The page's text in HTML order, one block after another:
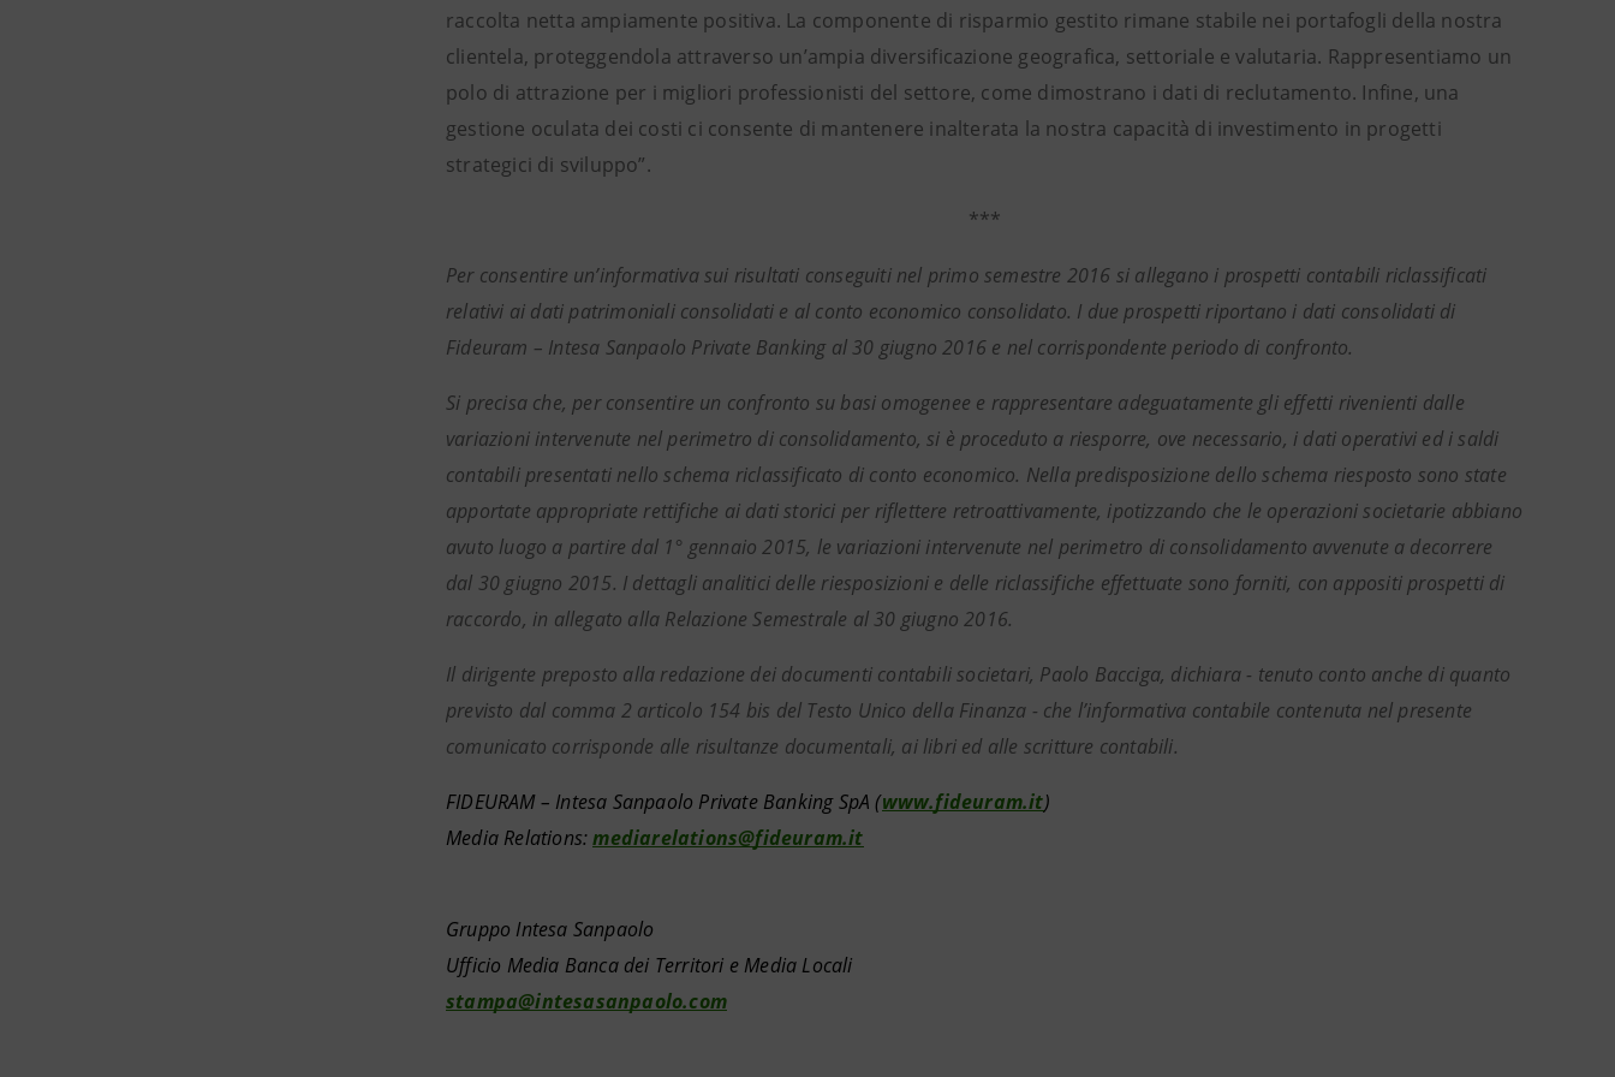
raccolta netta ampiamente positiva. La componente di risparmio gestito rimane stabile nei portafogli della nostra
clientela, proteggendola attraverso un’ampia diversificazione geografica, settoriale e valutaria. Rappresentiamo un
polo di attrazione per i migliori professionisti del settore, come dimostrano i dati di reclutamento. Infine, una
gestione oculata dei costi ci consente di mantenere inalterata la nostra capacità di investimento in progetti
strategici di sviluppo”.
***
Per consentire un’informativa sui risultati conseguiti nel primo semestre 2016 si allegano i prospetti contabili riclassificati
relativi ai dati patrimoniali consolidati e al conto economico consolidato. I due prospetti riportano i dati consolidati di
Fideuram – Intesa Sanpaolo Private Banking al 30 giugno 2016 e nel corrispondente periodo di confronto.
Si precisa che, per consentire un confronto su basi omogenee e rappresentare adeguatamente gli effetti rivenienti dalle
variazioni intervenute nel perimetro di consolidamento, si è proceduto a riesporre, ove necessario, i dati operativi ed i saldi
contabili presentati nello schema riclassificato di conto economico. Nella predisposizione dello schema riesposto sono state
apportate appropriate rettifiche ai dati storici per riflettere retroattivamente, ipotizzando che le operazioni societarie abbiano
avuto luogo a partire dal 1° gennaio 2015, le variazioni intervenute nel perimetro di consolidamento avvenute a decorrere
dal 30 giugno 2015. I dettagli analitici delle riesposizioni e delle riclassifiche effettuate sono forniti, con appositi prospetti di
raccordo, in allegato alla Relazione Semestrale al 30 giugno 2016.
Il dirigente preposto alla redazione dei documenti contabili societari, Paolo Bacciga, dichiara - tenuto conto anche di quanto
previsto dal comma 2 articolo 154 bis del Testo Unico della Finanza - che l’informativa contabile contenuta nel presente
comunicato corrisponde alle risultanze documentali, ai libri ed alle scritture contabili.
FIDEURAM – Intesa Sanpaolo Private Banking SpA (www.fideuram.it)
Media Relations:mediarelations@fideuram.it
Gruppo Intesa Sanpaolo
Ufficio Media Banca dei Territori e Media Locali
stampa@intesasanpaolo.com